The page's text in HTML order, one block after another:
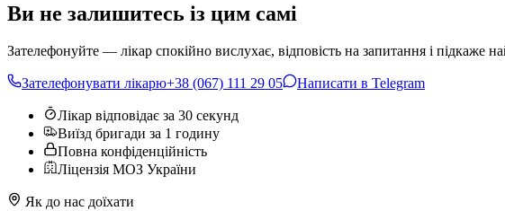
Ви не залишитесь із цим самі
Зателефонуйте — лікар спокійно вислухає, відповість на запитання і підкаже
Зателефонувати лікарю+38 (067) 111 29 05 Написати в Telegram
Лікар відповідає за 30 секунд
Виїзд бригади за 1 годину
Повна конфіденційність
Ліцензія МОЗ України
Як до нас доїхати